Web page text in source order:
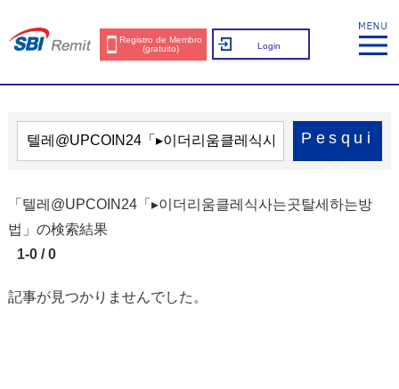
Registro de Membro
(gratuito)
Login
Pesqui
「텔레@UPCOIN24「▸이더리움클레식사는곳탈세하는방
법」の検索結果
1-0 / 0
記事が見つかりませんでした。